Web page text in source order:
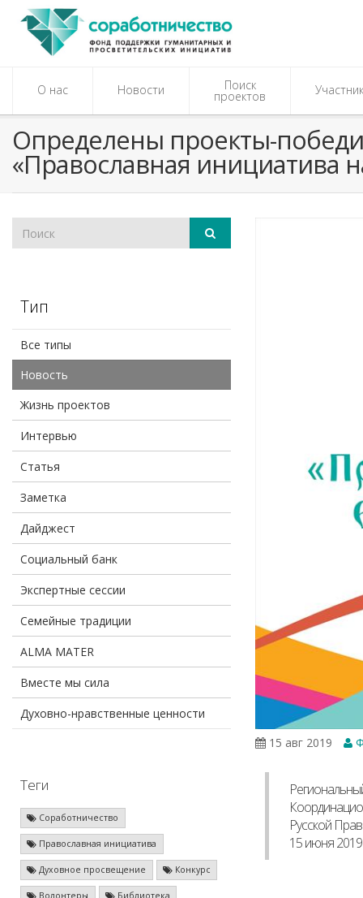
О нас Новости Поиск
проектов
Определены проекты-
«Православная инициатива
Тип
Все типы
Новость
Жизнь проектов
Интервью
Статья
Заметка
Дайджест
Социальный банк
Экспертные сессии
Семейные традиции
ALMA MATER
Вместе мы сила
Духовно-нравственные ценности
Теги
Соработничество
Православная инициатива
Духовное просвещение Конкурс
Волонтеры Библиотека
15 авг 2019
Русской
15 июня 2019